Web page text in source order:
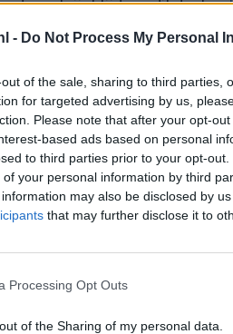
- Do Not Process My Personal
of the sale, sharing to third parties,
for targeted advertising by us,
Please note that after your opt-
based ads based on personal
to third parties prior to your opt-
your personal information by third
may also be disclosed by
that may further disclose it to
Processing Opt Outs
of the Sharing of my personal data.
krijgt tijdens dit duel,
't dak'
voor Europa'
en plannen van Ajax
Azzedine Ounahi